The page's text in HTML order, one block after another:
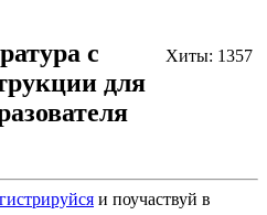
Хиты: 1357
с
для
и поучаствуй в